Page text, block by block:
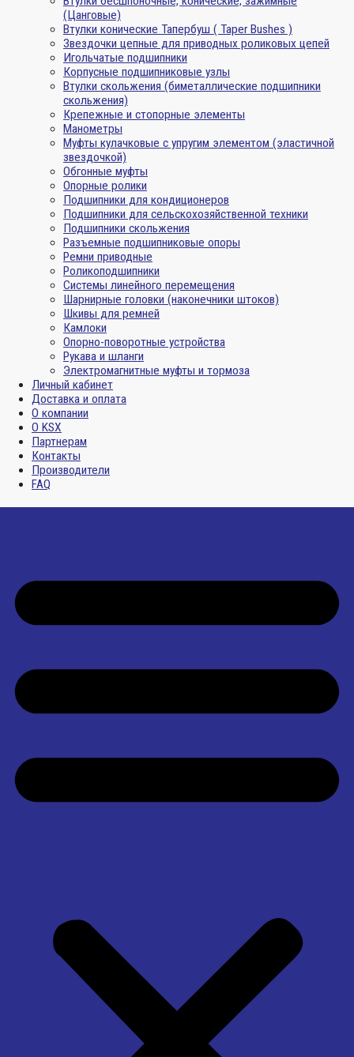
(Цанговые)
Втулки конические Тапербуш ( Taper Bushes )
Звездочки цепные для приводных роликовых цепей
Игольчатые подшипники
Корпусные подшипниковые узлы
Втулки скольжения (биметаллические подшипники
скольжения)
Крепежные и стопорные элементы
Манометры
Муфты кулачковые с упругим элементом (эластичной
звездочкой)
Обгонные муфты
Опорные ролики
Подшипники для кондиционеров
Подшипники для сельскохозяйственной техники
Подшипники скольжения
Разъемные подшипниковые опоры
Ремни приводные
Роликоподшипники
Системы линейного перемещения
Шарнирные головки (наконечники штоков)
Шкивы для ремней
Камлоки
Опорно-поворотные устройства
Рукава и шланги
Электромагнитные муфты и тормоза
Личный кабинет
Доставка и оплата
О компании
О KSX
Партнерам
Контакты
Производители
FAQ